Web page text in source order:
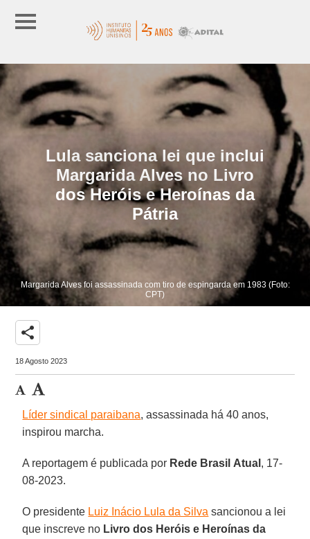
Lula sanciona lei que inclui
Margarida Alves no Livro
dos Heróis e Heroínas da
Pátria
Margarida Alves foi assassinada com tiro de espingarda em 1983 (Foto:
CPT)
share
18 Agosto 2023
Líder sindical paraibana, assassinada há 40 anos,
inspirou marcha.
A reportagem é publicada por Rede Brasil Atual , 17-
08-2023.
O presidente Luiz Inácio Lula da Silva sancionou a lei
que inscreve no Livro dos Heróis e Heroínas da